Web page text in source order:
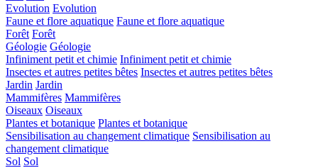
Evolution Evolution
Faune et flore aquatique Faune et flore aquatique
Forêt Forêt
Géologie Géologie
Infiniment petit et chimie Infiniment petit et chimie
Insectes et autres petites bêtes Insectes et autres petites bêtes
Jardin Jardin
Mammifères Mammifères
Oiseaux Oiseaux
Plantes et botanique Plantes et botanique
Sensibilisation au changement climatique Sensibilisation au
changement climatique
Sol Sol